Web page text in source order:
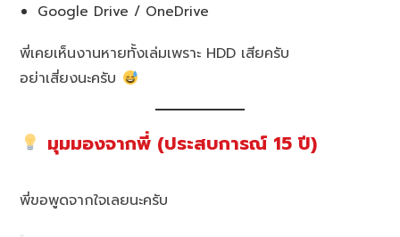
Google Drive / OneDrive
พี่เคยเห็นงานหายทั้งเล่มเพราะ HDD เสียครับ
อย่าเสี่ยงนะครับ
มุมมองจากพี่ (ประสบการณ์ 15 ปี)
พี่ขอพูดจากใจเลยนะครับ